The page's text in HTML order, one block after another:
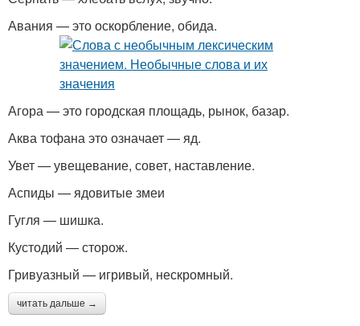
Авания — это оскорбление, обида.
Агора — это городская площадь, рынок, базар.
Аква тофана это означает — яд.
Увет — увещевание, совет, наставление.
Аспиды — ядовитые змеи
Гугля — шишка.
Кустодий — сторож.
Гривуазный — игривый, нескромный.
читать дальше →